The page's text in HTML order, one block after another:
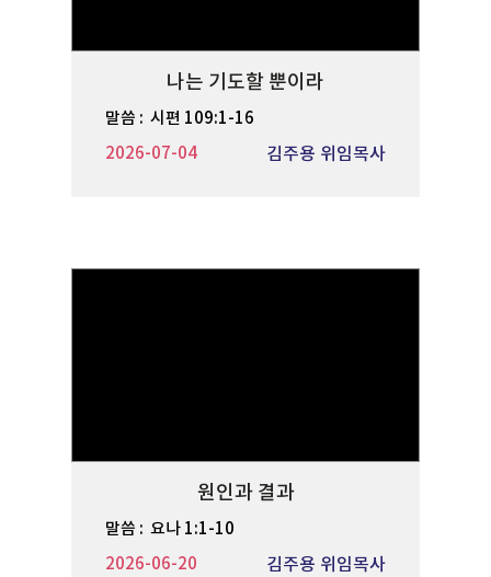
나는 기도할 뿐이라
말씀 : 시편 109:1-16
김주용 위임목사
2026-07-04
원인과 결과
말씀 : 요나 1:1-10
김주용 위임목사
2026-06-20